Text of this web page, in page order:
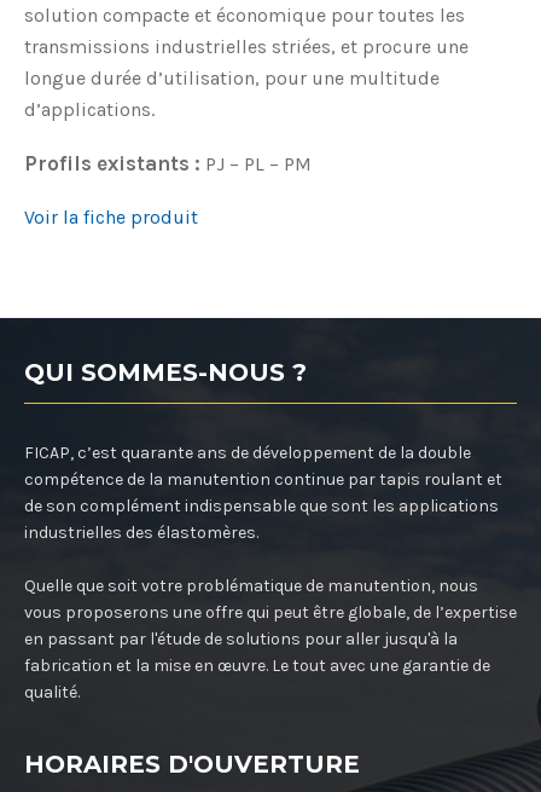
solution compacte et économique pour toutes les
transmissions industrielles striées, et procure une
longue durée d’utilisation, pour une multitude
d’applications.
Profils existants : PJ – PL – PM
Voir la fiche produit
QUI SOMMES-NOUS ?
FICAP, c’est quarante ans de développement de la double
compétence de la manutention continue par tapis roulant et
de son complément indispensable que sont les applications
industrielles des élastomères.
Quelle que soit votre problématique de manutention, nous
vous proposerons une offre qui peut être globale, de l’expertise
en passant par l'étude de solutions pour aller jusqu'à la
fabrication et la mise en œuvre. Le tout avec une garantie de
qualité.
HORAIRES D'OUVERTURE